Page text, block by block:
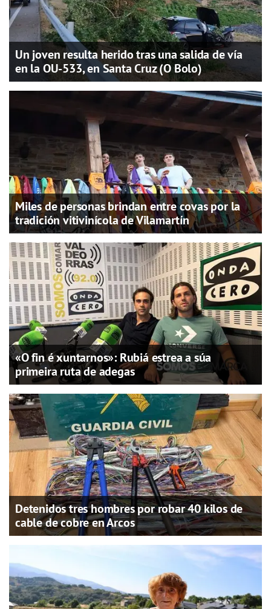
Un joven resulta herido tras una salida de vía
en la OU-533, en Santa Cruz (O Bolo)
Miles de personas brindan entre covas por la
tradición vitivinícola de Vilamartín
«O fin é xuntarnos»: Rubiá estrea a súa
primeira ruta de adegas
Detenidos tres hombres por robar 40 kilos de
cable de cobre en Arcos